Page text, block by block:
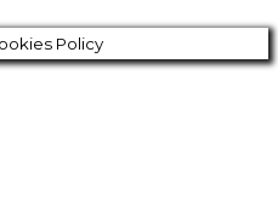
Policy